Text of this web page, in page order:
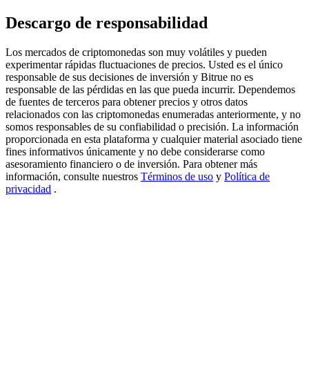
USDT New User Exclusive 10% APR
USDT Flexible Staking | Daily Rewards
BTC New User Exclusive: 6.5% APR
BTC Flexible Staking | Daily Rewards
Descargo de responsabilidad
Los mercados de criptomonedas son muy volátiles y pueden
experimentar rápidas fluctuaciones de precios. Usted es el único
responsable de sus decisiones de inversión y Bitrue no es
responsable de las pérdidas en las que pueda incurrir. Dependemos
de fuentes de terceros para obtener precios y otros datos
relacionados con las criptomonedas enumeradas anteriormente, y no
somos responsables de su confiabilidad o precisión. La información
proporcionada en esta plataforma y cualquier material asociado tiene
fines informativos únicamente y no debe considerarse como
asesoramiento financiero o de inversión. Para obtener más
información, consulte nuestros Términos de uso y Política de
privacidad .